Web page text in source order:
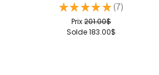
★ ★ ★ ★ ★ 7
7
Prix201.00$
Solde183.00$